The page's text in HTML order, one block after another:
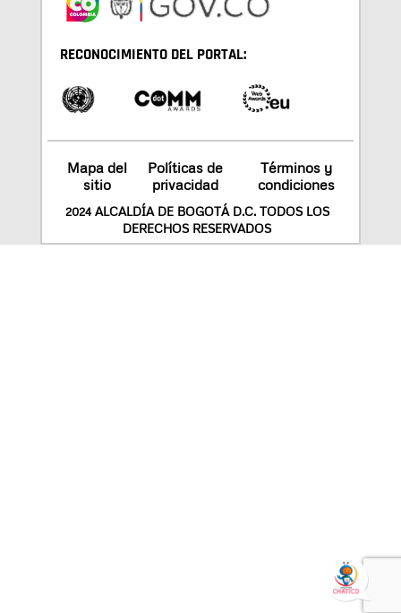
RECONOCIMIENTO DEL PORTAL:
Mapa del
sitio
Políticas de
privacidad
Términos y
condiciones
2024 ALCALDÍA DE BOGOTÁ D.C. TODOS LOS
DERECHOS RESERVADOS